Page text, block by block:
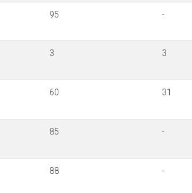
95 -
3 3
60 31
85 -
88 -